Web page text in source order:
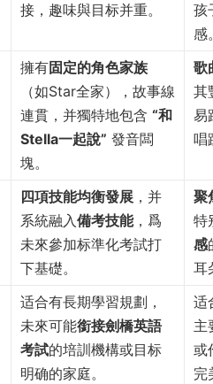
接，趣味與目标并重。
孩
感。
擁有固定的角色家族
（如Star全家），故事線
連貫，并獨特地包含 “和
Stella一起說” 發音闆
塊。
歌
其
易
唱
四項技能均衡發展 ，并
系統融入備考技能，爲
未來參加标準化考試打
下基礎。
聚
特
感
耳
适合有長期學習規劃，
未來可能銜接劍橋英語
考試的培訓機構或目标
明确的家庭。
适
主
或
完